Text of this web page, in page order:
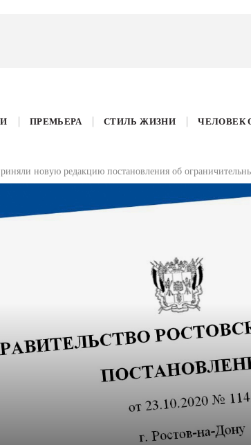
ПРЕМЬЕРА СТИЛЬ ЖИЗНИ ЧЕЛОВЕК
новую редакцию постановления об